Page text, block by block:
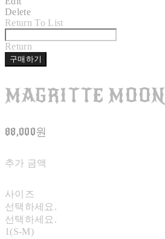
Delete
Return To List
Return
구매하기
MAGRITTE MOON
88,000원
추가 금액
사이즈
선택하세요.
선택하세요.
1(S-M)